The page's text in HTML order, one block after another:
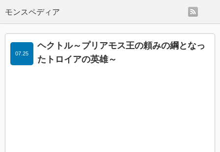
モンスペディア
ヘクトル～プリアモス王の頼みの綱となっ
たトロイアの英雄～
07.25